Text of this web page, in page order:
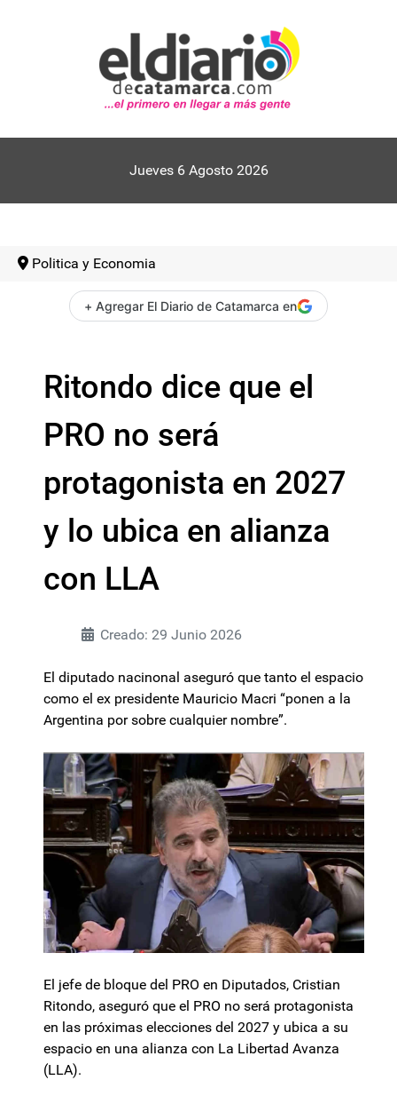
Jueves 6 Agosto 2026
Politica y Economia
+ Agregar El Diario de Catamarca en
Ritondo dice que el
PRO no será
protagonista en 2027
y lo ubica en alianza
con LLA
Creado: 29 Junio 2026
El diputado nacinonal aseguró que tanto el espacio
como el ex presidente Mauricio Macri “ponen a la
Argentina por sobre cualquier nombre”.
El jefe de bloque del PRO en Diputados, Cristian
Ritondo, aseguró que el PRO no será protagonista
en las próximas elecciones del 2027 y ubica a su
espacio en una alianza con La Libertad Avanza
(LLA).